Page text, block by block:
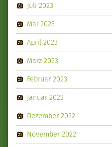
Juli 2023
Mai 2023
April 2023
März 2023
Februar 2023
Januar 2023
Dezember 2022
November 2022